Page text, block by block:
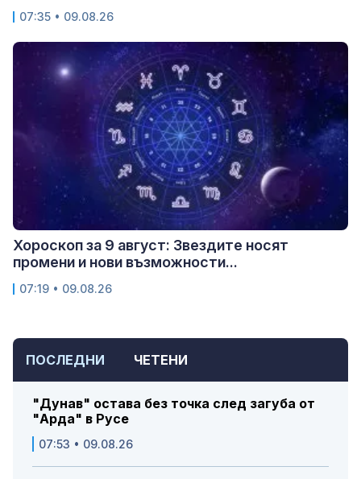
ПОСЛЕДНИ ЧЕТЕНИ
"Дунав" остава без точка след загуба от
"Арда" в Русе
07:53 • 09.08.26
07:35 • 09.08.26
Хороскоп за 9 август: Звездите носят
промени и нови възможности...
07:19 • 09.08.26